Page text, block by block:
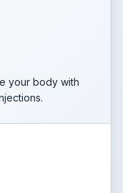
your body with